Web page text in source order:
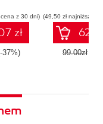
z 30 dni)
zł
37%)
(49,50 zł najniższa
99.00zł